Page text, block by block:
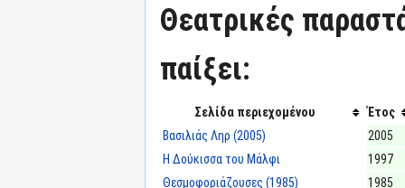
Θεατρικές
παίξει:
Σελίδα περιεχομένου
Έτος
Βασιλιάς Ληρ (2005)
2005
Η Δούκισσα του Μάλφι
1997
Θεσμοφοριάζουσες (1985)
1985